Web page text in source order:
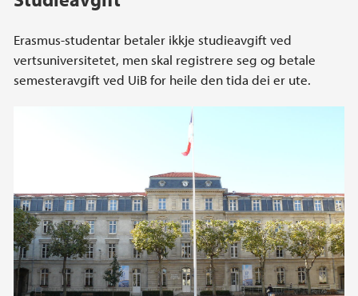
Erasmus-studentar betaler ikkje studieavgift ved
vertsuniversitetet, men skal registrere seg og betale
semesteravgift ved UiB for heile den tida dei er ute.